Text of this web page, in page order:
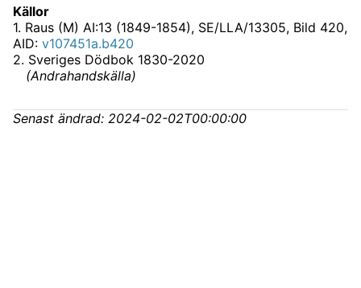
Källor
1. Raus (M) AI:13 (1849-1854), SE/LLA/13305, Bild 420,
AID: v107451a.b420
2. Sveriges Dödbok 1830-2020
(Andrahandskälla)
Senast ändrad: 2024-02-02T00:00:00